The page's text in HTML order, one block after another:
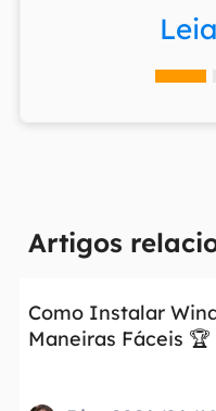
Artigos
Como Instalar
Maneiras Fáceis 🏆